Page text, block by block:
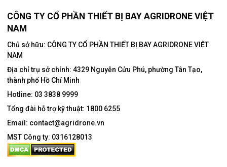
CÔNG TY CỔ PHẦN THIẾT BỊ BAY AGRIDRONE VIỆT
NAM
Chủ sở hữu: CÔNG TY CỔ PHẦN THIẾT BỊ BAY AGRIDRONE VIỆT
NAM
Địa chỉ trụ sở chính: 4329 Nguyễn Cửu Phú, phường Tân Tạo,
thành phố Hồ Chí Minh
Hotline: 03 3838 9999
Tổng đài hỗ trợ kỹ thuật: 1800 6255
Email: contact@agridrone.vn
MST Công ty: 0316128013